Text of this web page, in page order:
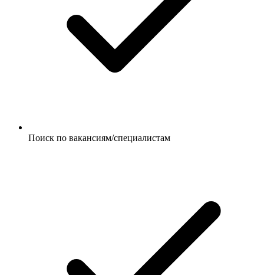
Поиск по вакансиям/специалистам